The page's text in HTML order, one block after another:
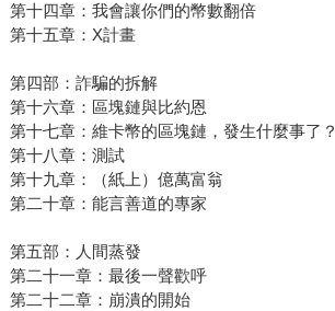
第十四章：我會讓你們的幣數翻倍
第十五章：X計畫
第四部：詐騙的拆解
第十六章：區塊鏈與比約恩
第十七章：維卡幣的區塊鏈，發生什麼事了？
第十八章：測試
第十九章：（紙上）億萬富翁
第二十章：能言善道的專家
第五部：人間蒸發
第二十一章：最後一聲歡呼
第二十二章：崩潰的開始